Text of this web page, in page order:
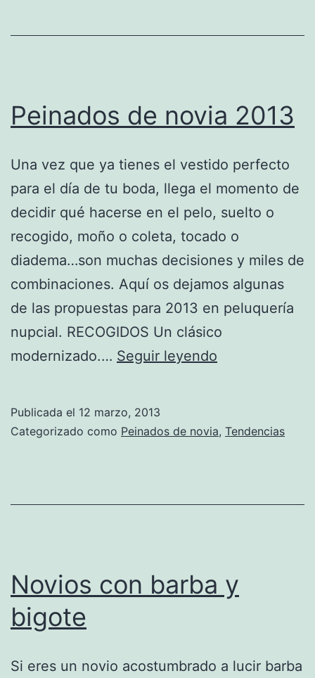
Peinados de novia 2013
Una vez que ya tienes el vestido perfecto
para el día de tu boda, llega el momento de
decidir qué hacerse en el pelo, suelto o
recogido, moño o coleta, tocado o
diadema…son muchas decisiones y miles de
combinaciones. Aquí os dejamos algunas
de las propuestas para 2013 en peluquería
nupcial. RECOGIDOS Un clásico
modernizado.… Seguir leyendo
2013
Publicada el 12 marzo, 2013
Categorizado como Peinados de novia, Tendencias
Novios con barba y
bigote
Si eres un novio acostumbrado a lucir barba